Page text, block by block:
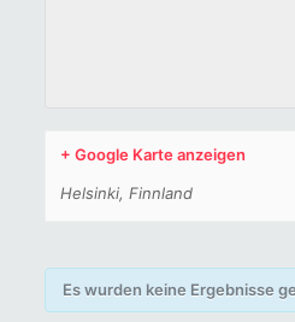
+ Google Karte anzeigen
Helsinki, Finnland
Es wurden keine Ergebnisse